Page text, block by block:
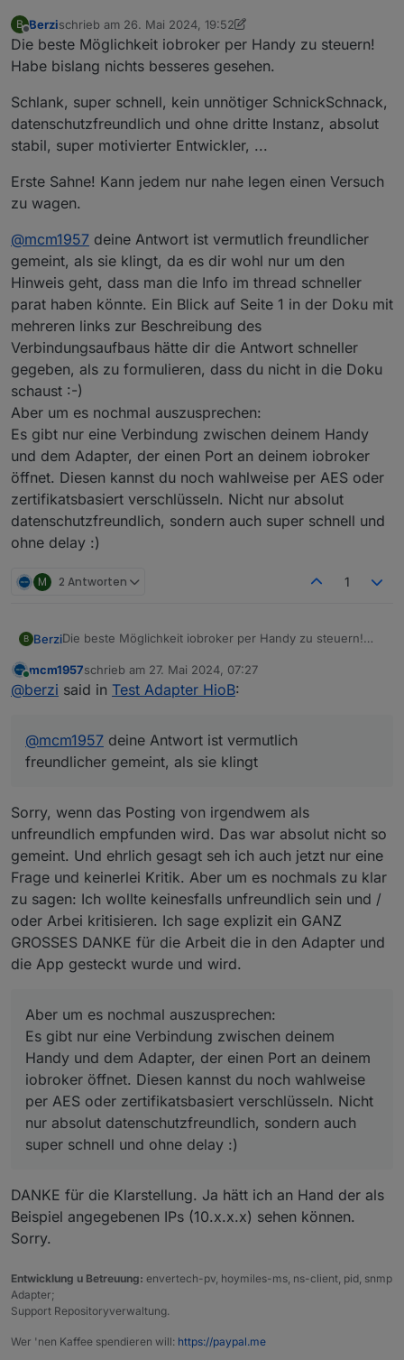
B
Offline
Berzischrieb am 26. Mai 2024, 19:52
zuletzt editiert von Berzi
Die beste Möglichkeit iobroker per Handy zu steuern!
Habe bislang nichts besseres gesehen.
Schlank, super schnell, kein unnötiger SchnickSchnack,
datenschutzfreundlich und ohne dritte Instanz, absolut
stabil, super motivierter Entwickler, ...
Erste Sahne! Kann jedem nur nahe legen einen Versuch
zu wagen.
@mcm1957 deine Antwort ist vermutlich freundlicher
gemeint, als sie klingt, da es dir wohl nur um den
Hinweis geht, dass man die Info im thread schneller
parat haben könnte. Ein Blick auf Seite 1 in der Doku mit
mehreren links zur Beschreibung des
Verbindungsaufbaus hätte dir die Antwort schneller
gegeben, als zu formulieren, dass du nicht in die Doku
schaust :-)
Aber um es nochmal auszusprechen:
Es gibt nur eine Verbindung zwischen deinem Handy
und dem Adapter, der einen Port an deinem iobroker
öffnet. Diesen kannst du noch wahlweise per AES oder
zertifikatsbasiert verschlüsseln. Nicht nur absolut
datenschutzfreundlich, sondern auch super schnell und
ohne delay :)
M 2 Antworten 1
B BerziDie beste Möglichkeit iobroker per Handy zu steuern!
Schlank, super schnell, kein unnötiger SchnickSchnack,
datenschutzfreundlich und ohne dritte Instanz, absolut
@mcm1957deine Antwort ist vermutlich freundlicher
gemeint, als sie klingt, da es dir wohl nur um den
mehreren links zur Beschreibung des
Verbindungsaufbaus hätte dir die Antwort schneller
gegeben, als zu formulieren, dass du nicht in die Doku
schaust :-)
Aber um es nochmal auszusprechen:
Es gibt nur eine Verbindung zwischen deinem Handy
und dem Adapter, der einen Port an deinem iobroker
öffnet. Diesen kannst du noch wahlweise per AES oder
zertifikatsbasiert verschlüsseln. Nicht nur absolut
datenschutzfreundlich, sondern auch super schnell und
Online
mcm1957schrieb am 27. Mai 2024, 07:27
zuletzt editiert von
@berzi said in Test Adapter HioB:
@mcm1957 deine Antwort ist vermutlich
freundlicher gemeint, als sie klingt
Sorry, wenn das Posting von irgendwem als
unfreundlich empfunden wird. Das war absolut nicht so
gemeint. Und ehrlich gesagt seh ich auch jetzt nur eine
Frage und keinerlei Kritik. Aber um es nochmals zu klar
zu sagen: Ich wollte keinesfalls unfreundlich sein und /
oder Arbei kritisieren. Ich sage explizit ein GANZ
GROSSES DANKE für die Arbeit die in den Adapter und
die App gesteckt wurde und wird.
Aber um es nochmal auszusprechen:
Es gibt nur eine Verbindung zwischen deinem
Handy und dem Adapter, der einen Port an deinem
iobroker öffnet. Diesen kannst du noch wahlweise
per AES oder zertifikatsbasiert verschlüsseln. Nicht
nur absolut datenschutzfreundlich, sondern auch
super schnell und ohne delay :)
DANKE für die Klarstellung. Ja hätt ich an Hand der als
Beispiel angegebenen IPs (10.x.x.x) sehen können.
Sorry.
Entwicklung u Betreuung: envertech-pv, hoymiles-ms, ns-client, pid, snmp
Adapter;
Support Repositoryverwaltung.
Wer 'nen Kaffee spendieren will: https://paypal.me